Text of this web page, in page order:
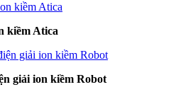
kiềm Atica
giải ion kiềm Robot